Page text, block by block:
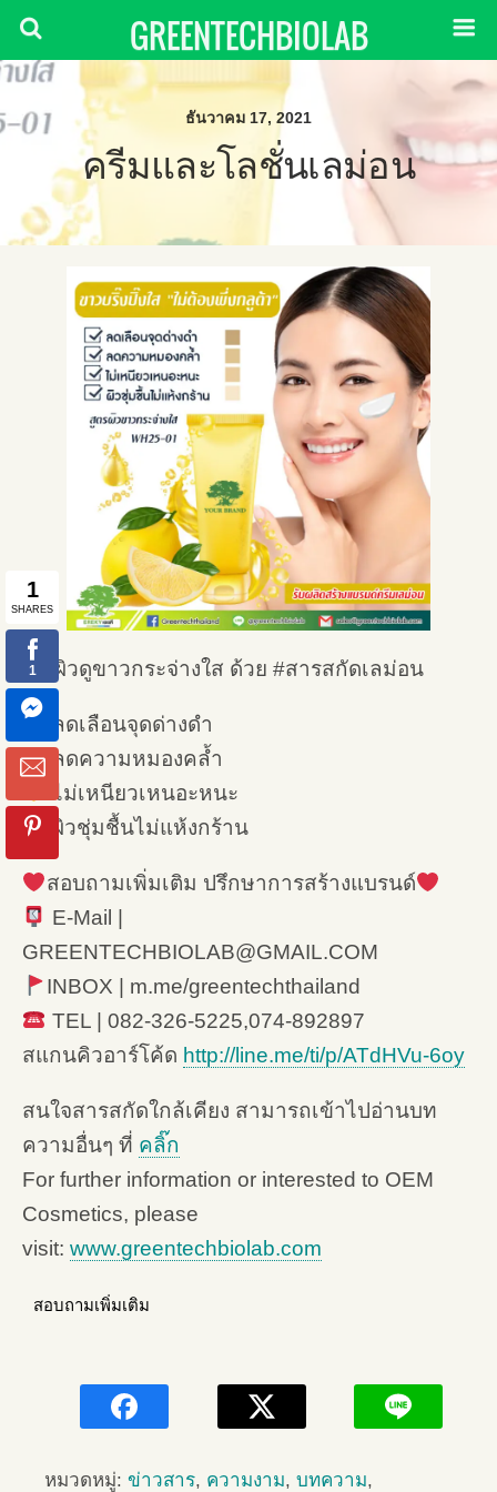
GREENTECHBIOLAB
ธันวาคม 17, 2021
ครีมและโลชั่นเลม่อน
เผยผิวดูขาวกระจ่างใส ด้วย #สารสกัดเลม่อน
ลดเลือนจุดด่างดำ
ลดความหมองคล้ำ
ไม่เหนียวเหนอะหนะ
ผิวชุ่มชื้นไม่แห้งกร้าน
สอบถามเพิ่มเติม ปรึกษาการสร้างแบรนด์
E-Mail |
GREENTECHBIOLAB@GMAIL.COM
INBOX | m.me/greentechthailand
TEL | 082-326-5225,074-892897
สแกนคิวอาร์โค้ด http://line.me/ti/p/ATdHVu-6oy
สนใจสารสกัดใกล้เคียง สามารถเข้าไปอ่านบท
ความอื่นๆ ที่ คลิ๊ก
For further information or interested to OEM
Cosmetics, please
visit: www.greentechbiolab.com
สอบถามเพิ่มเติม
หมวดหมู่: ข่าวสาร, ความงาม, บทความ,